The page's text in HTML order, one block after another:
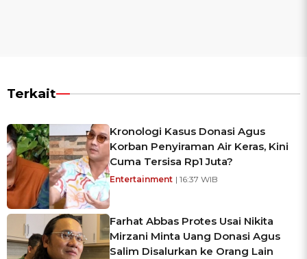
Terkait
Kronologi Kasus Donasi Agus
Korban Penyiraman Air Keras, Kini
Cuma Tersisa Rp1 Juta?
Entertainment | 16:37 WIB
Farhat Abbas Protes Usai Nikita
Mirzani Minta Uang Donasi Agus
Salim Disalurkan ke Orang Lain